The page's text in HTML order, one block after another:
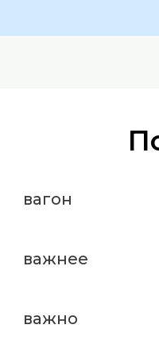
вагон
важнее
важно